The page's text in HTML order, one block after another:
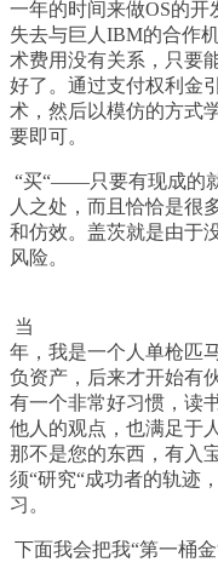
一年的时间来做OS的开
失去与巨人 IBM的合作
术费用没有关系，只要
好了。通过支付权利金
术，然后以模仿的方式
要即可。
“买“――只要有现成的
人之处，而且恰恰是很
和仿效。盖茨就是由于
风险。
当
年，我是一个人单枪匹
负资产，后来才开始有
有一个非常好习惯，读
他人的观点，也满足于
那不是您的东西，有入
须“研究“成功者的轨迹
习。
下面我会把我“第一桶金